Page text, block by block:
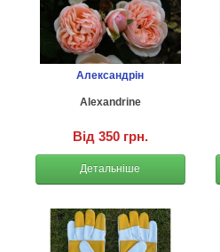
Александрін
Alexandrine
Від 350 грн.
Детальніше